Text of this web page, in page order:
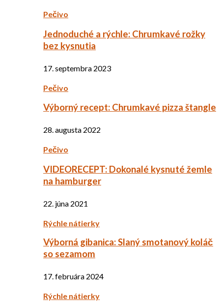
Pečivo
Jednoduché a rýchle: Chrumkavé rožky
bez kysnutia
17. septembra 2023
Pečivo
Výborný recept: Chrumkavé pizza štangle
28. augusta 2022
Pečivo
VIDEORECEPT: Dokonalé kysnuté žemle
na hamburger
22. júna 2021
Rýchle nátierky
Výborná gibanica: Slaný smotanový koláč
so sezamom
17. februára 2024
Rýchle nátierky